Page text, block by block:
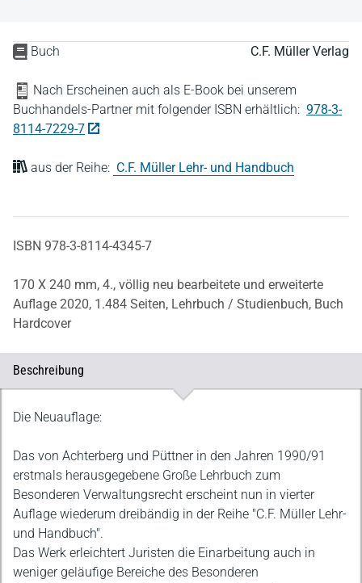
Buch C.F. Müller Verlag
Nach Erscheinen auch als E-Book bei unserem
Buchhandels-Partner mit folgender ISBN erhältlich: 978-3-
8114-7229-7
aus der Reihe: C.F. Müller Lehr- und Handbuch
ISBN 978-3-8114-4345-7
170 X 240 mm, 4., völlig neu bearbeitete und erweiterte
Auflage 2020, 1.484 Seiten, Lehrbuch / Studienbuch, Buch
Hardcover
Beschreibung
Beschreibung
Die Neuauflage:
Das von Achterberg und Püttner in den Jahren 1990/91
erstmals herausgegebene Große Lehrbuch zum
Besonderen Verwaltungsrecht erscheint nun in vierter
Auflage wiederum dreibändig in der Reihe "C.F. Müller Lehr-
und Handbuch".
Das Werk erleichtert Juristen die Einarbeitung auch in
weniger geläufige Bereiche des Besonderen